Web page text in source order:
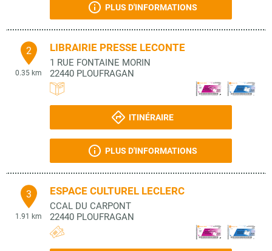
PLUS D'INFORMATIONS
2
0.35 km
LIBRAIRIE PRESSE LECONTE
1 RUE FONTAINE MORIN
22440 PLOUFRAGAN
ITINÉRAIRE
PLUS D'INFORMATIONS
3
1.91 km
ESPACE CULTUREL LECLERC
CCAL DU CARPONT
22440 PLOUFRAGAN